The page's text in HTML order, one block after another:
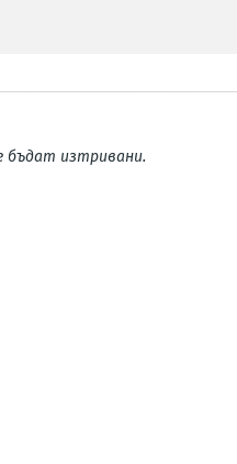
бъдат изтривани.